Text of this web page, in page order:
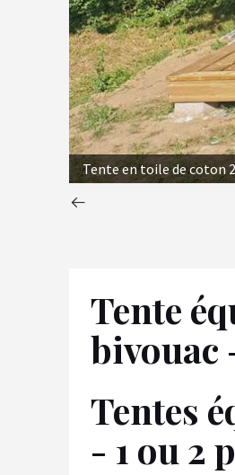
Tente en toile de coton
Tente
bivouac
Tentes
- 1 ou 2